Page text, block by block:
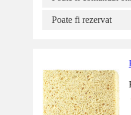
Poate fi rezervat